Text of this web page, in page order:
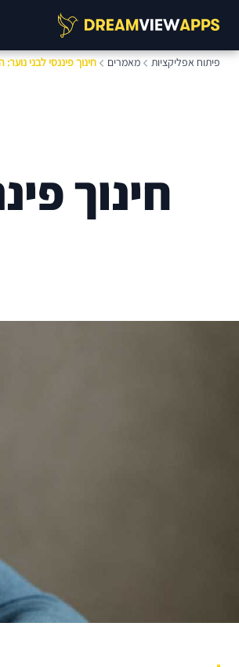
פיתוח אפליקציות מאמרים חינוך פיננסי לבני
חינוך